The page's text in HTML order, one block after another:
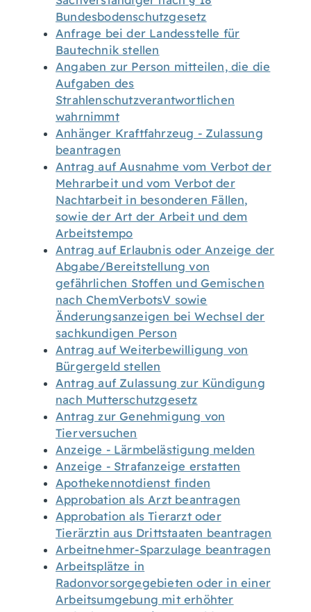
Bundesbodenschutzgesetz
Anfrage bei der Landesstelle für
Bautechnik stellen
Angaben zur Person mitteilen, die die
Aufgaben des
Strahlenschutzverantwortlichen
wahrnimmt
Anhänger Kraftfahrzeug - Zulassung
beantragen
Antrag auf Ausnahme vom Verbot der
Mehrarbeit und vom Verbot der
Nachtarbeit in besonderen Fällen,
sowie der Art der Arbeit und dem
Arbeitstempo
Antrag auf Erlaubnis oder Anzeige der
Abgabe/Bereitstellung von
gefährlichen Stoffen und Gemischen
nach ChemVerbotsV sowie
Änderungsanzeigen bei Wechsel der
sachkundigen Person
Antrag auf Weiterbewilligung von
Bürgergeld stellen
Antrag auf Zulassung zur Kündigung
nach Mutterschutzgesetz
Antrag zur Genehmigung von
Tierversuchen
Anzeige - Lärmbelästigung melden
Anzeige - Strafanzeige erstatten
Apothekennotdienst finden
Approbation als Arzt beantragen
Approbation als Tierarzt oder
Tierärztin aus Drittstaaten beantragen
Arbeitnehmer-Sparzulage beantragen
Arbeitsplätze in
Radonvorsorgegebieten oder in einer
Arbeitsumgebung mit erhöhter